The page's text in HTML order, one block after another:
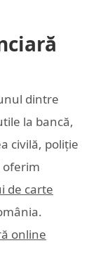
dintre
la bancă,
civilă, poliție
oferim
de carte
online